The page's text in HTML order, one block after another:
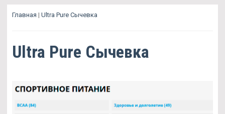
Главная | Ultra Pure Сычевка
Ultra Pure Сычевка